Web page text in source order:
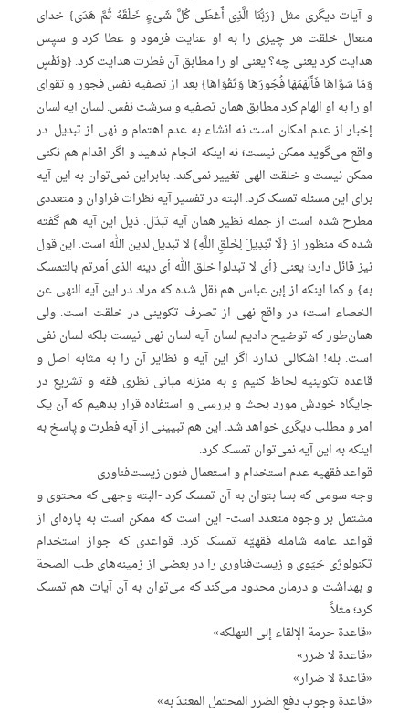
و آیات دیگری مثل {رَبُّنَا الَّذِی أَعْطَی کُلَّ شَیْءٍ خَلْقَهُ ثُمَّ هَدَی} خدای
متعال خلقت هر چیزی را به او عنایت فرمود و عطا کرد و سپس
هدایت کرد یعنی چه؟ یعنی او را مطابق آن فطرت هدایت کرد. {وَنَفْسٍ
وَمَا سَوَّاهَا فَأَلْهَمَهَا فُجُورَهَا وَتَقْوَاهَا} بعد از تصفیه نفس فجور و تقوای
او را به او الهام کرد مطابق همان تصفیه و سرشت نفس. لسان آیه لسان
إخبار از عدم امکان است نه انشاء به عدم اهتمام و نهی از تبدیل. در
واقع می‌گوید ممکن نیست؛ نه اینکه انجام ندهید و اگر اقدام هم نکنی
ممکن نیست و خلقت الهی تغییر نمی‌کند. بنابراین نمی‌توان به این آیه
برای این مسئله تمسک کرد. البته در تفسیر آیه نظرات فراوان و متعددی
مطرح شده است از جمله نظیر همان آیه تبدّل. ذیل این آیه هم گفته
شده که منظور از {لَا تَبْدِیلَ لِخَلْقِ اللَّهِ} لا تبدیل لدین الله است. این قول
نیز قائل دارد؛ یعنی {أی لا تبدلوا خلق الله أی دینه الذی أمرتم بالتمسک
به} و کما اینکه از إبن عباس هم نقل شده که مراد در این آیه النهی عن
الخصاء است؛ در واقع نهی از تصرف تکوینی در خلقت است. ولی
همان‌طور که توضیح دادیم لسان آیه لسان نهی نیست بلکه لسان نفی
است. بله! اشکالی ندارد اگر این آیه و نظایر آن را به مثابه اصل و
قاعده تکوینیه لحاظ کنیم و به منزله مبانی نظری فقه و تشریع در
جایگاه خودش مورد بحث و بررسی و استفاده قرار بدهیم که آن یک
امر و مطلب دیگری خواهد شد. این هم تبیینی از آیه فطرت و پاسخ به
اینکه به این آیه نمی‌توان تمسک کرد.
قواعد فقهیه عدم استخدام و استعمال فنون زیست‌فناوری
وجه سومی که بسا بتوان به آن تمسک کرد -البته وجهی که محتوی و
مشتمل بر وجوه متعدد است- این است که ممکن است به پاره‌ای از
قواعد عامه شامله فقهیّه تمسک کرد. قواعدی که جواز استخدام
تکنولوژی حَیَوی و زیست‌فناوری را در بعضی از زمینه‌های طب الصحة
و بهداشت و درمان محدود می‌کند که می‌توان به آن آیات هم تمسک
کرد؛ مثلاً
«قاعدة حرمة الإلقاء إلی التهلکه»
«قاعدة لا ضرر»
«قاعدة لا ضرار»
«قاعدة وجوب دفع الضرر المحتمل المعتدٌ به»